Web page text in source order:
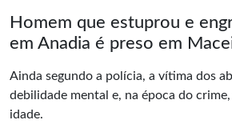
Homem que estuprou e
em Anadia é preso em
Ainda segundo a polícia, a vítima dos
debilidade mental e, na época do
idade.